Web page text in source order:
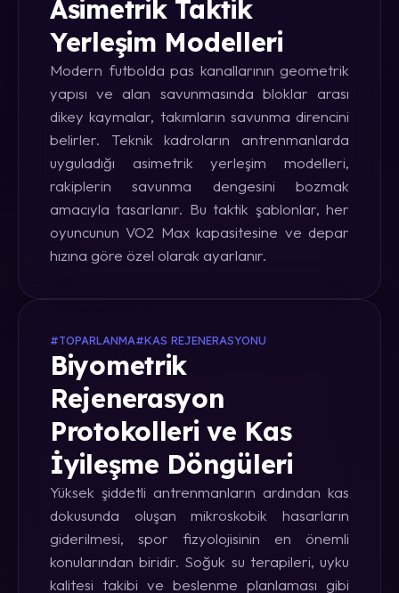
Asimetrik Taktik
Yerleşim Modelleri
Modern futbolda pas kanallarının geometrik
yapısı ve alan savunmasında bloklar arası
dikey kaymalar, takımların savunma direncini
belirler. Teknik kadroların antrenmanlarda
uyguladığı asimetrik yerleşim modelleri,
rakiplerin savunma dengesini bozmak
amacıyla tasarlanır. Bu taktik şablonlar, her
oyuncunun VO2 Max kapasitesine ve depar
hızına göre özel olarak ayarlanır.
#TOPARLANMA#KAS REJENERASYONU
Biyometrik
Rejenerasyon
Protokolleri ve Kas
İyileşme Döngüleri
Yüksek şiddetli antrenmanların ardından kas
dokusunda oluşan mikroskobik hasarların
giderilmesi, spor fizyolojisinin en önemli
konularından biridir. Soğuk su terapileri, uyku
kalitesi takibi ve beslenme planlaması gibi